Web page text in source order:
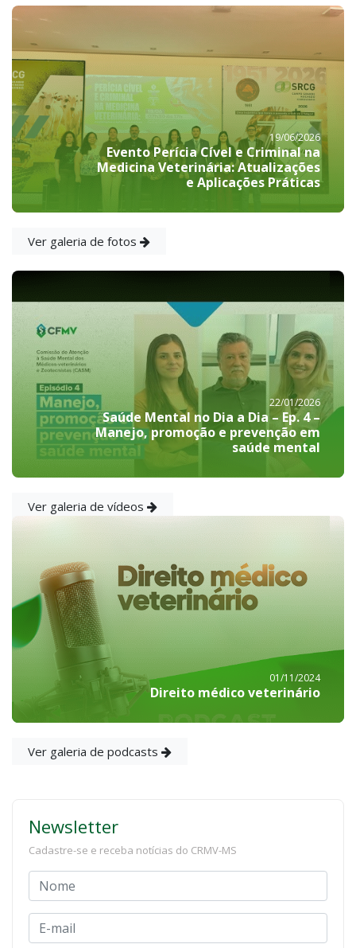
19/06/2026
Evento Perícia Cível e Criminal na
Medicina Veterinária: Atualizações
e Aplicações Práticas
Ver galeria de fotos
22/01/2026
Saúde Mental no Dia a Dia – Ep. 4 –
Manejo, promoção e prevenção em
saúde mental
Ver galeria de vídeos
01/11/2024
Direito médico veterinário
Ver galeria de podcasts
Newsletter
Cadastre-se e receba notícias do CRMV-MS